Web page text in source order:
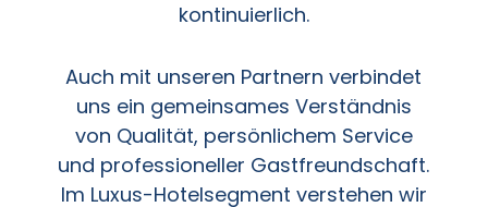
kontinuierlich.
Auch mit unseren Partnern verbindet
uns ein gemeinsames Verständnis
von Qualität, persönlichem Service
und professioneller Gastfreundschaft.
Im Luxus-Hotelsegment verstehen wir